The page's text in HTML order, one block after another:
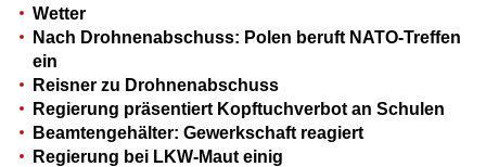
Wetter
Nach Drohnenabschuss: Polen beruft NATO-Treffen
ein
Reisner zu Drohnenabschuss
Regierung präsentiert Kopftuchverbot an Schulen
Beamtengehälter: Gewerkschaft reagiert
Regierung bei LKW-Maut einig